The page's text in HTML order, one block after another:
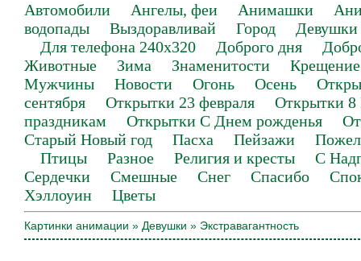
Автомобили Ангелы, феи Анимашки
водопады
Выздоравливай Город
Девушки
Для телефона 240х320
Доброго дня
Животные
Зима Знаменитости
Крещение
Мужчины
Новости Огонь Осень
сентября
Открытки 23 февраля
Открытки 8
праздникам
Открытки С Днем рожденья
Старый Новый год
Пасха Пейзажи
Птицы
Разное Религия и кресты
С
Сердечки
Смешные Снег Спасибо
Хэллоуин
Цветы
Картинки анимации » Девушки » Экстравагантность